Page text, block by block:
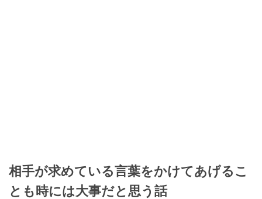
相手が求めている言葉をかけてあげるこ
とも時には大事だと思う話